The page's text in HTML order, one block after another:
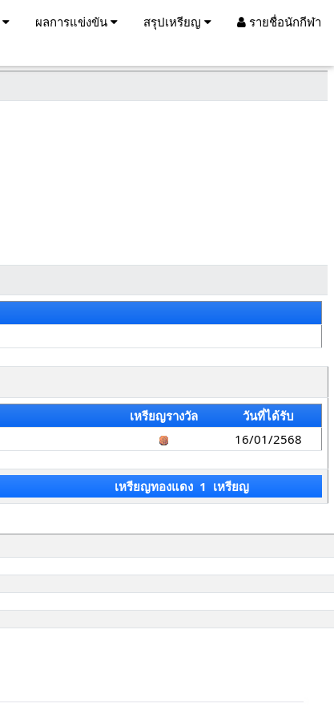
ผลการแข่งขัน สรุปเหรียญ รายชื่อนักกีฬา
เหรียญรางวัล
วันที่ได้รับ
16/01/2568
เหรียญทองแดง 1 เหรียญ